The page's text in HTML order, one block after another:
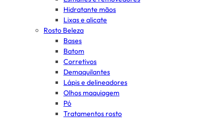
Hidratante mãos
Lixas e alicate
Rosto Beleza
Bases
Batom
Corretivos
Demaquilantes
Lápis e delineadores
Olhos maquiagem
Pó
Tratamentos rosto